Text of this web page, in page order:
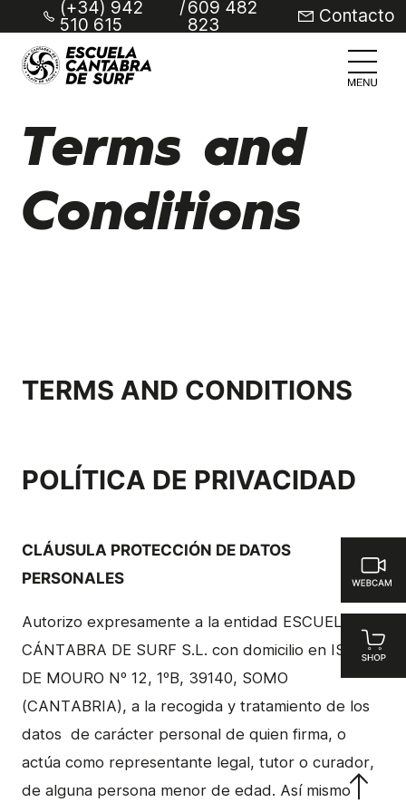
(+34) 942
510 615
/609 482
823 Contacto
Terms and
Conditions
TERMS AND CONDITIONS
POLÍTICA DE PRIVACIDAD
CLÁUSULA PROTECCIÓN DE DATOS
PERSONALES
Autorizo expresamente a la entidad ESCUELA
CÁNTABRA DE SURF S.L. con domicilio en ISLA
DE MOURO Nº 12, 1ºB, 39140, SOMO
(CANTABRIA), a la recogida y tratamiento de los
datos de carácter personal de quien firma, o
actúa como representante legal, tutor o curador,
de alguna persona menor de edad. Así mismo